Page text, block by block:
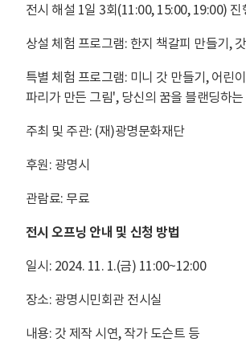
전시 해설 1일 3회(11:00, 15:00, 19:00) 진
상설 체험 프로그램: 한지 책갈피 만들기,
특별 체험 프로그램: 미니 갓 만들기, 어린
파리가 만든 그림', 당신의 꿈을 블랜딩하
주최 및 주관: (재)광명문화재단
후원: 광명시
관람료: 무료
전시 오프닝 안내 및 신청 방법
일시: 2024. 11. 1.(금) 11:00~12:00
장소: 광명시민회관 전시실
내용: 갓 제작 시연, 작가 도슨트 등